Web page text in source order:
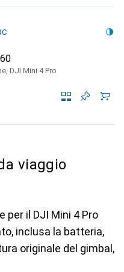
DJI Mini 4 Pro
viaggio
per il DJI Mini 4 Pro
inclusa la batteria,
originale del gimbal,